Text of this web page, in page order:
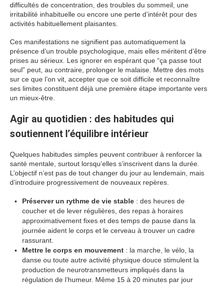
difficultés de concentration, des troubles du sommeil, une
irritabilité inhabituelle ou encore une perte d’intérêt pour des
activités habituellement plaisantes.
Ces manifestations ne signifient pas automatiquement la
présence d’un trouble psychologique, mais elles méritent d’être
prises au sérieux. Les ignorer en espérant que “ça passe tout
seul” peut, au contraire, prolonger le malaise. Mettre des mots
sur ce que l’on vit, accepter que ce soit difficile et reconnaître
ses limites constituent déjà une première étape importante vers
un mieux-être.
Agir au quotidien : des habitudes qui
soutiennent l’équilibre intérieur
Quelques habitudes simples peuvent contribuer à renforcer la
santé mentale, surtout lorsqu’elles s’inscrivent dans la durée.
L’objectif n’est pas de tout changer du jour au lendemain, mais
d’introduire progressivement de nouveaux repères.
Préserver un rythme de vie stable : des heures de
coucher et de lever régulières, des repas à horaires
approximativement fixes et des temps de pause dans la
journée aident le corps et le cerveau à trouver un cadre
rassurant.
Mettre le corps en mouvement : la marche, le vélo, la
danse ou toute autre activité physique douce stimulent la
production de neurotransmetteurs impliqués dans la
régulation de l’humeur. Même 15 à 20 minutes par jour